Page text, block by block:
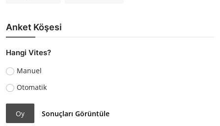
Anket Köşesi
Hangi Vites?
Manuel
Otomatik
Oy Sonuçları Görüntüle